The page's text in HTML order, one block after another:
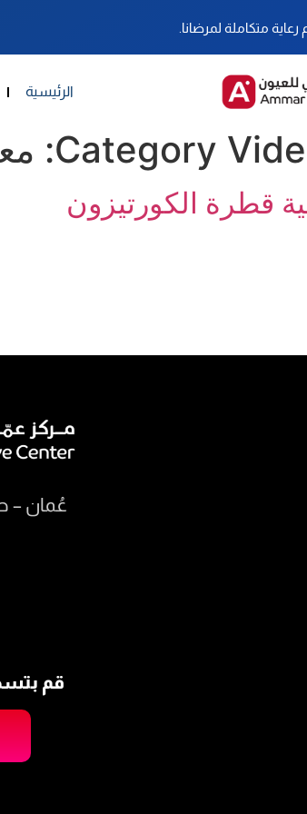
متكاملة لمرضانا.
الرئيسية
Category
قطرة الكورتيزون
عُمان –
قم